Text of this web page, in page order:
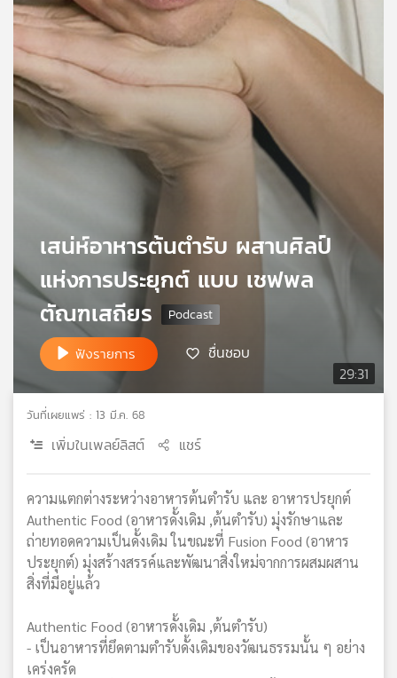
เกี่ยว
กับ
เรา
เอส
แผนที่
29:31
เสน่ห์อาหารต้นตำรับ ผสานศิลป์
แห่งการประยุกต์ แบบ เชฟพล
ตัณฑเสถียร
ฟังรายการ ชื่นชอบ
วันที่เผยแพร่ : 13 มี.ค. 68
เพิ่มในเพลย์ลิสต์ แชร์
ความแตกต่างระหว่างอาหารต้นตำรับ และ อาหารปรยุกต์
Authentic Food (อาหารดั้งเดิม ,ต้นตำรับ) มุ่งรักษาและ
ถ่ายทอดความเป็นดั้งเดิม ในขณะที่ Fusion Food (อาหาร
ประยุกต์) มุ่งสร้างสรรค์และพัฒนาสิ่งใหม่จากการผสมผสาน
สิ่งที่มีอยู่แล้ว
Authentic Food (อาหารดั้งเดิม ,ต้นตำรับ)
- เป็นอาหารที่ยึดตามตำรับดั้งเดิมของวัฒนธรรมนั้น ๆ อย่าง
เคร่งครัด